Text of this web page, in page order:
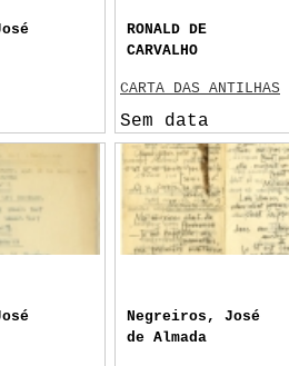
Novos
da
RONALD DE
CARVALHO
CARTA DAS ANTILHAS
Sem data
Negreiros, José
de Almada